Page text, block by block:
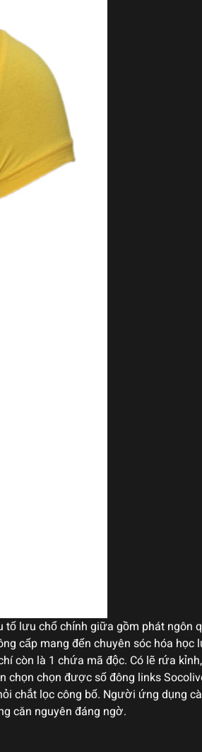
lưu chổ chính giữa gồm phát ngôn
cấp mang đến chuyên sóc hóa học
còn là 1 chứa mã độc. Có lẽ rứa
chọn được số đông links
chắt lọc công bố. Người ứng dụng
căn nguyên đáng ngờ.